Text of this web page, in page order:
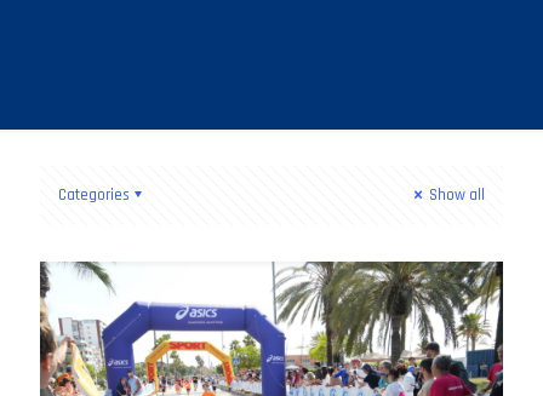
Categories Show all